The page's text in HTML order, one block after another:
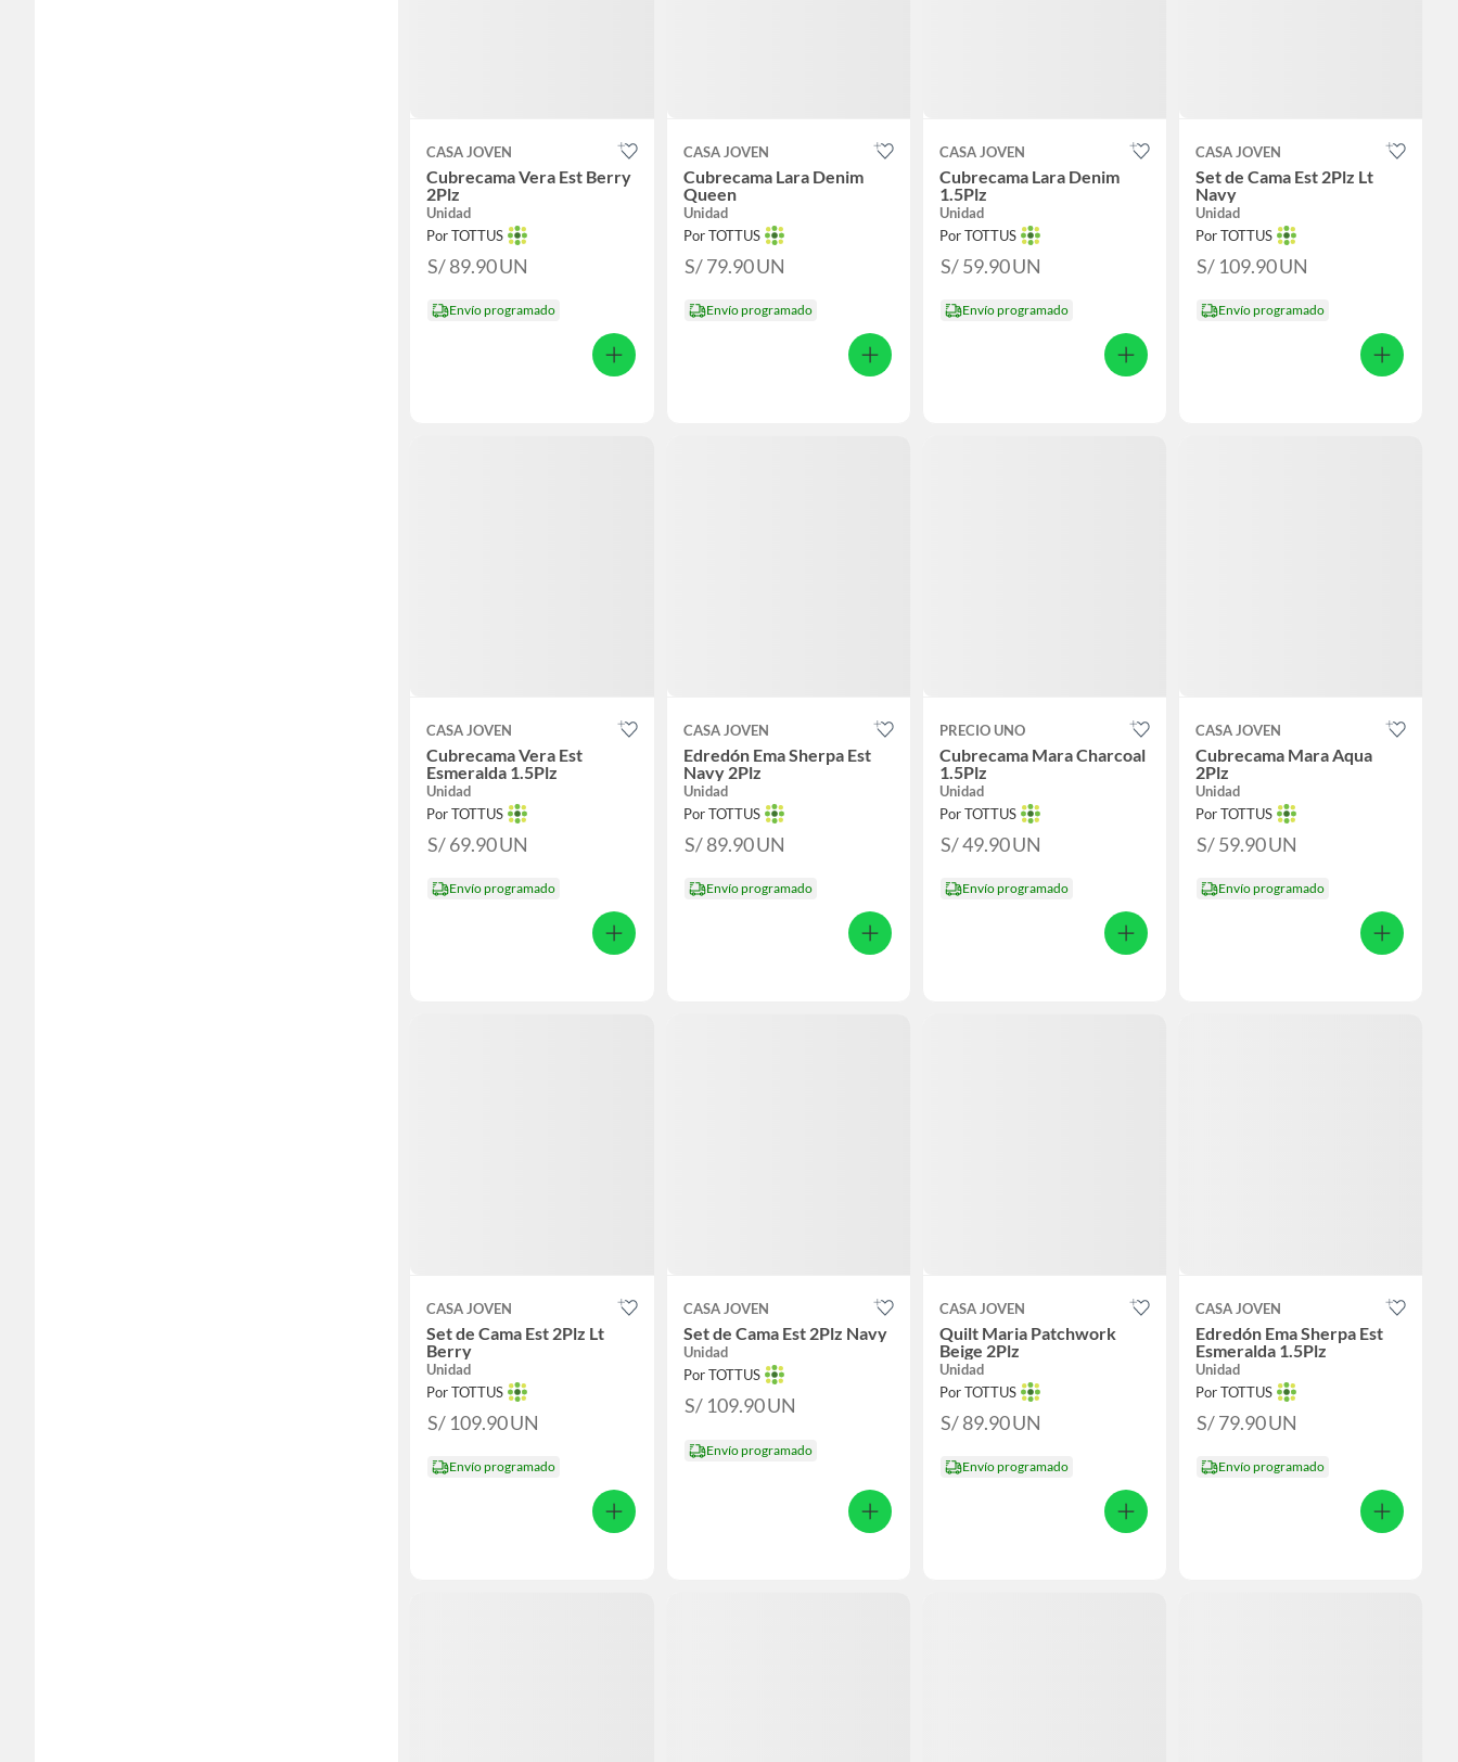
CASA JOVEN
Cubrecama Vera Est Berry
2Plz
Unidad
Por TOTTUS
S/ 89.90UN
Envío programado
CASA JOVEN
Cubrecama Lara Denim
Queen
Unidad
Por TOTTUS
S/ 79.90UN
Envío programado
CASA JOVEN
Cubrecama Lara Denim
1.5Plz
Unidad
Por TOTTUS
S/ 59.90UN
Envío programado
CASA JOVEN
Set de Cama Est 2Plz Lt
Navy
Unidad
Por TOTTUS
S/ 109.90UN
Envío programado
CASA JOVEN
Cubrecama Vera Est
Esmeralda 1.5Plz
Unidad
Por TOTTUS
S/ 69.90UN
Envío programado
CASA JOVEN
Edredón Ema Sherpa Est
Navy 2Plz
Unidad
Por TOTTUS
S/ 89.90UN
Envío programado
PRECIO UNO
Cubrecama Mara Charcoal
1.5Plz
Unidad
Por TOTTUS
S/ 49.90UN
Envío programado
CASA JOVEN
Cubrecama Mara Aqua
2Plz
Unidad
Por TOTTUS
S/ 59.90UN
Envío programado
CASA JOVEN
Set de Cama Est 2Plz Lt
Berry
Unidad
Por TOTTUS
S/ 109.90UN
Envío programado
CASA JOVEN
Set de Cama Est 2Plz Navy
Unidad
Por TOTTUS
S/ 109.90UN
Envío programado
CASA JOVEN
Quilt Maria Patchwork
Beige 2Plz
Unidad
Por TOTTUS
S/ 89.90UN
Envío programado
CASA JOVEN
Edredón Ema Sherpa Est
Esmeralda 1.5Plz
Unidad
Por TOTTUS
S/ 79.90UN
Envío programado